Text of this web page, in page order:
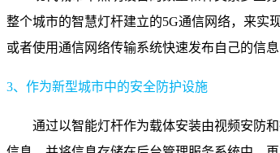
整个城市的智慧灯杆建立的5G通信网络，来实
或者使用通信网络传输系统快速发布自己的信
3、作为新型城市中的安全防护设施
通过以智能灯杆作为载体安装由视频安防